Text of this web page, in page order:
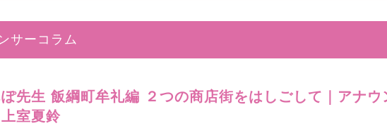
サーコラム
先生 飯綱町牟礼編 ２つの商店街をはしごして｜アナウ
室夏鈴